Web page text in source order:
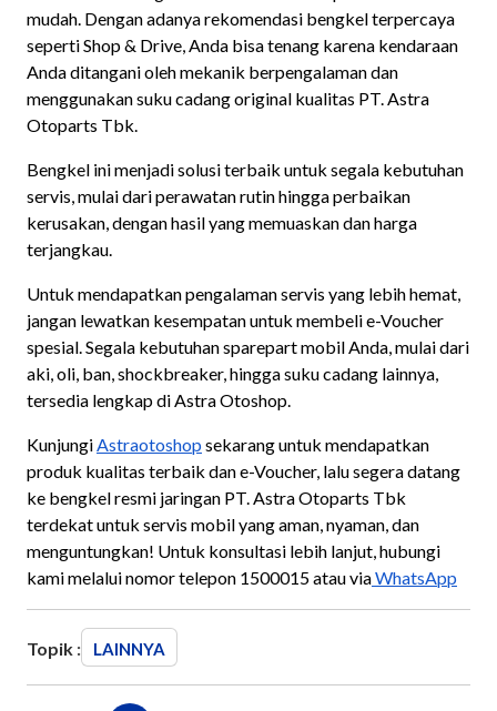
mudah. Dengan adanya rekomendasi bengkel terpercaya
seperti Shop & Drive, Anda bisa tenang karena kendaraan
Anda ditangani oleh mekanik berpengalaman dan
menggunakan suku cadang original kualitas PT. Astra
Otoparts Tbk.
Bengkel ini menjadi solusi terbaik untuk segala kebutuhan
servis, mulai dari perawatan rutin hingga perbaikan
kerusakan, dengan hasil yang memuaskan dan harga
terjangkau.
Untuk mendapatkan pengalaman servis yang lebih hemat,
jangan lewatkan kesempatan untuk membeli e-Voucher
spesial. Segala kebutuhan sparepart mobil Anda, mulai dari
aki, oli, ban, shockbreaker, hingga suku cadang lainnya,
tersedia lengkap di Astra Otoshop.
KunjungiAstraotoshop sekarang untuk mendapatkan
produk kualitas terbaik dan e-Voucher, lalu segera datang
ke bengkel resmi jaringan PT. Astra Otoparts Tbk
terdekat untuk servis mobil yang aman, nyaman, dan
menguntungkan! Untuk konsultasi lebih lanjut, hubungi
kami melalui nomor telepon 1500015 atau viaWhatsApp
Topik : LAINNYA